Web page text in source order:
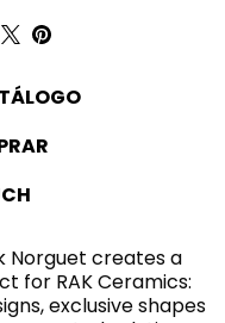
Norguet creates a
for RAK Ceramics:
exclusive shapes